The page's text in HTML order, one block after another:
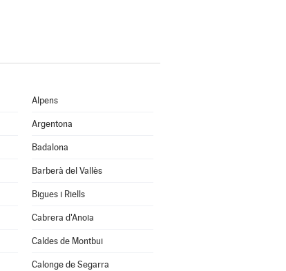
Alpens
Argentona
Badalona
Barberà del Vallès
Bigues i Riells
Cabrera d'Anoia
Caldes de Montbui
Calonge de Segarra